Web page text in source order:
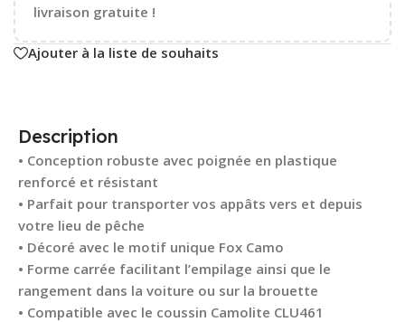
livraison gratuite !
Ajouter à la liste de souhaits
Description
• Conception robuste avec poignée en plastique
renforcé et résistant
• Parfait pour transporter vos appâts vers et depuis
votre lieu de pêche
• Décoré avec le motif unique Fox Camo
• Forme carrée facilitant l’empilage ainsi que le
rangement dans la voiture ou sur la brouette
• Compatible avec le coussin Camolite CLU461